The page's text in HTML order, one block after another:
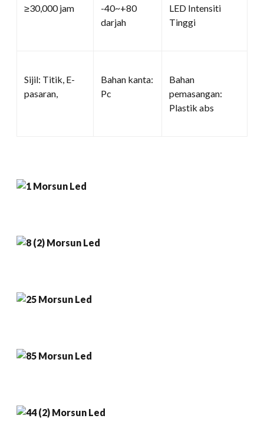
≥30,000 jam
-40~+80
darjah
LED Intensiti
Tinggi
Sijil: Titik, E-
pasaran,
Bahan kanta:
Pc
Bahan
pemasangan:
Plastik abs